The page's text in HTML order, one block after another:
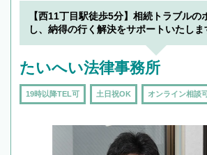
【西11丁目駅徒歩5分】相続トラブルの
し、納得の行く解決をサポートいたしま
たいへい法律事務所
19時以降TEL可 土日祝OK オンライン相談